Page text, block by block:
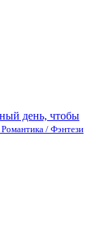
день, чтобы
/ Фэнтези